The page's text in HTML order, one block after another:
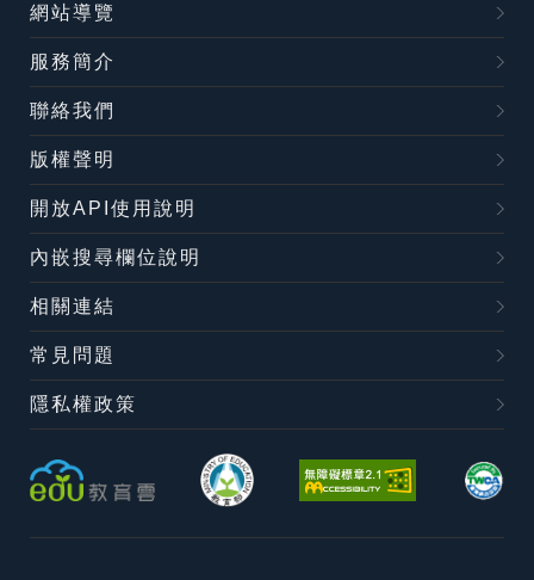
網站導覽
服務簡介
聯絡我們
版權聲明
開放API使用說明
內嵌搜尋欄位說明
相關連結
常見問題
隱私權政策